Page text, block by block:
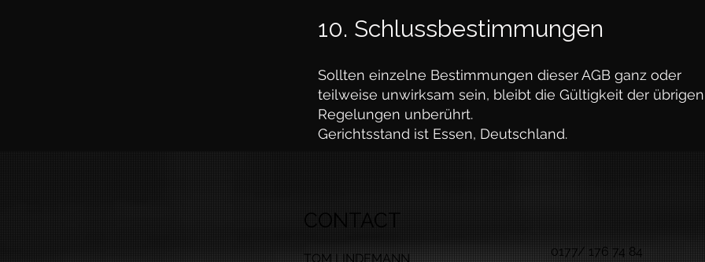
10. Schlussbestimmungen
Sollten einzelne Bestimmungen dieser AGB ganz oder
teilweise unwirksam sein, bleibt die Gültigkeit der übrigen
Regelungen unberührt.
Gerichtsstand ist Essen, Deutschland.
CONTACT
TOM LINDEMANN
0177/ 176 74 84